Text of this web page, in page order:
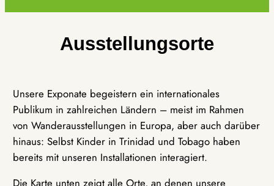
Ausstellungsorte
Unsere Exponate begeistern ein internationales
Publikum in zahlreichen Ländern – meist im Rahmen
von Wanderausstellungen in Europa, aber auch darüber
hinaus: Selbst Kinder in Trinidad und Tobago haben
bereits mit unseren Installationen interagiert.